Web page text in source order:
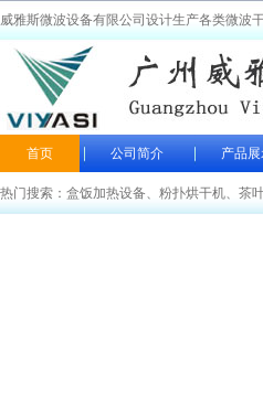
威雅斯微波设备有限公司设计生产各类微波
首页 公司简介 产品
热门搜索： 盒饭加热设备、 粉扑烘干机、 茶